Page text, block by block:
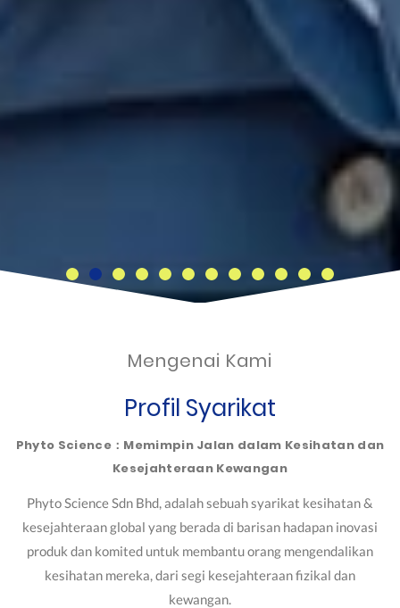
Mengenai Kami
Profil Syarikat
Phyto Science：Memimpin Jalan dalam Kesihatan dan
Kesejahteraan Kewangan
Phyto Science Sdn Bhd, adalah sebuah syarikat kesihatan &
kesejahteraan global yang berada di barisan hadapan inovasi
produk dan komited untuk membantu orang mengendalikan
kesihatan mereka, dari segi kesejahteraan fizikal dan
kewangan.